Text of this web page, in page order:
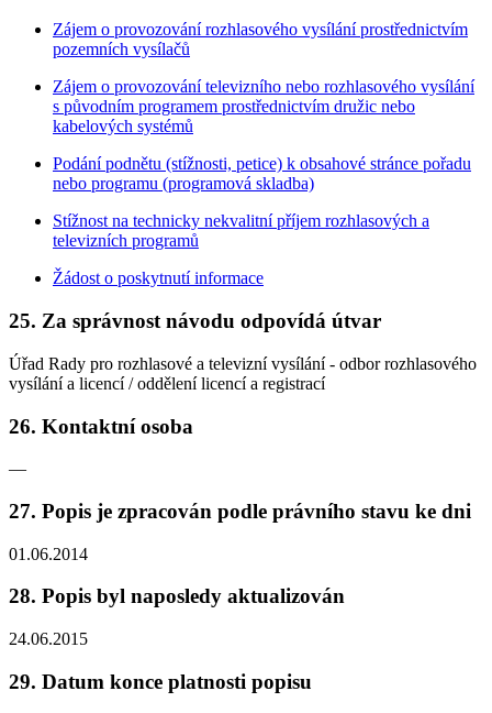
Zájem o provozování rozhlasového vysílání prostřednictvím
pozemních vysílačů
Zájem o provozování televizního nebo rozhlasového vysílání
s původním programem prostřednictvím družic nebo
kabelových systémů
Podání podnětu (stížnosti, petice) k obsahové stránce pořadu
nebo programu (programová skladba)
Stížnost na technicky nekvalitní příjem rozhlasových a
televizních programů
Žádost o poskytnutí informace
25. Za správnost návodu odpovídá útvar
Úřad Rady pro rozhlasové a televizní vysílání - odbor rozhlasového
vysílání a licencí / oddělení licencí a registrací
26. Kontaktní osoba
—
27. Popis je zpracován podle právního stavu ke dni
01.06.2014
28. Popis byl naposledy aktualizován
24.06.2015
29. Datum konce platnosti popisu